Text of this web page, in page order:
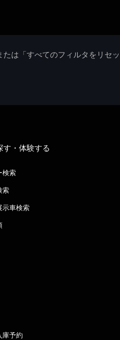
は「すべてのフィルタをリセ
・体験する
検索
索
示車検索
庫予約